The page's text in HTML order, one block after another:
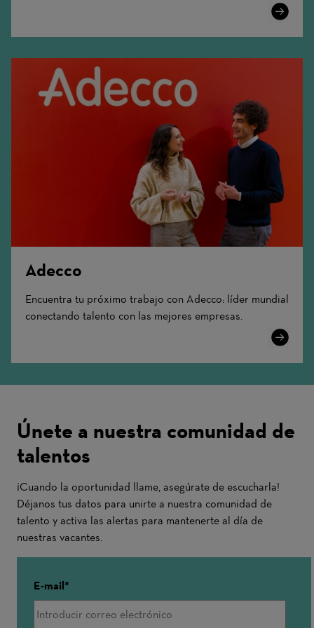
Learn
Adecco
Encuentra tu próximo trabajo con Adecco: líder mundial
conectando talento con las mejores empresas.
Learn
Únete a nuestra comunidad de
talentos
¡Cuando la oportunidad llame, asegúrate de escucharla!
Déjanos tus datos para unirte a nuestra comunidad de
talento y activa las alertas para mantenerte al día de
nuestras vacantes.
E-mail